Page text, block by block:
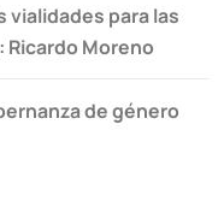
vialidades para las
Moreno
de género